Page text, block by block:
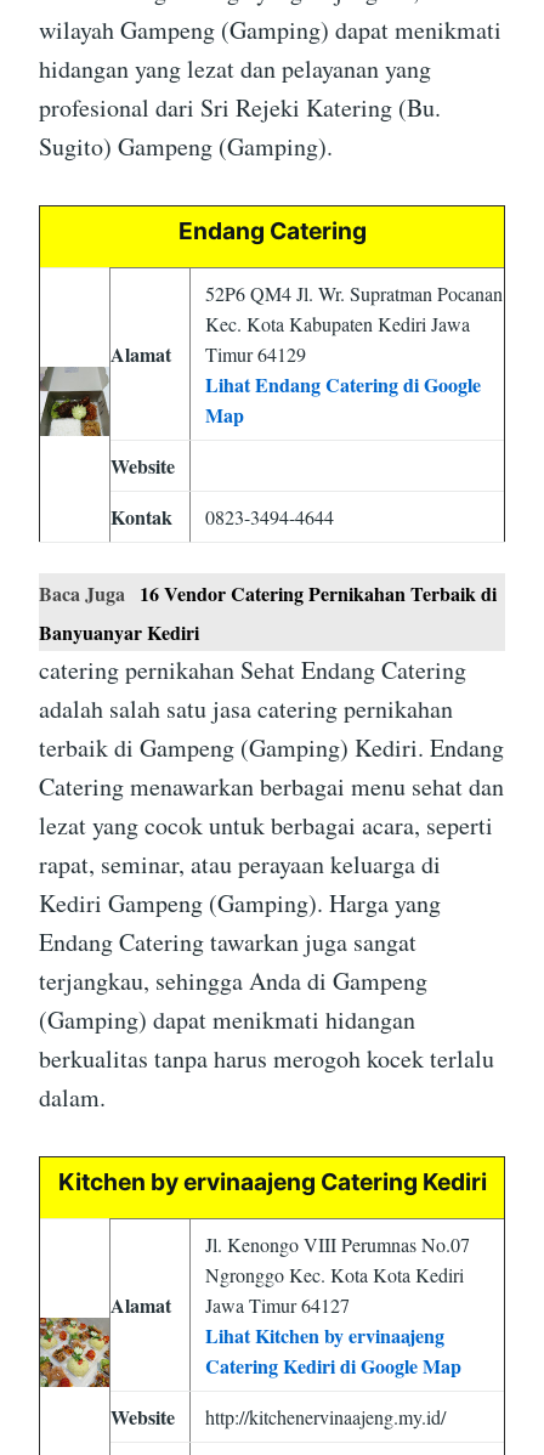
wilayah Gampeng (Gamping) dapat menikmati
hidangan yang lezat dan pelayanan yang
profesional dari Sri Rejeki Katering (Bu.
Sugito) Gampeng (Gamping).
Endang Catering
Alamat
52P6 QM4 Jl. Wr. Supratman Pocanan
Kec. Kota Kabupaten Kediri Jawa
Timur 64129
Lihat Endang Catering di Google
Map
Website
Kontak
0823-3494-4644
Baca Juga 16 Vendor Catering Pernikahan Terbaik di
Banyuanyar Kediri
catering pernikahan Sehat Endang Catering
adalah salah satu jasa catering pernikahan
terbaik di Gampeng (Gamping) Kediri. Endang
Catering menawarkan berbagai menu sehat dan
lezat yang cocok untuk berbagai acara, seperti
rapat, seminar, atau perayaan keluarga di
Kediri Gampeng (Gamping). Harga yang
Endang Catering tawarkan juga sangat
terjangkau, sehingga Anda di Gampeng
(Gamping) dapat menikmati hidangan
berkualitas tanpa harus merogoh kocek terlalu
dalam.
Kitchen by ervinaajeng Catering Kediri
Alamat
Jl. Kenongo VIII Perumnas No.07
Ngronggo Kec. Kota Kota Kediri
Jawa Timur 64127
Lihat Kitchen by ervinaajeng
Catering Kediri di Google Map
Website
http://kitchenervinaajeng.my.id/